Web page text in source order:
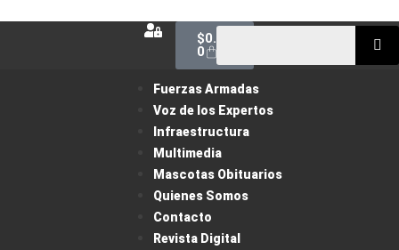
$0.00
0
Fuerzas Armadas
Voz de los Expertos
Infraestructura
Multimedia
Mascotas Obituarios
Quienes Somos
Contacto
Revista Digital